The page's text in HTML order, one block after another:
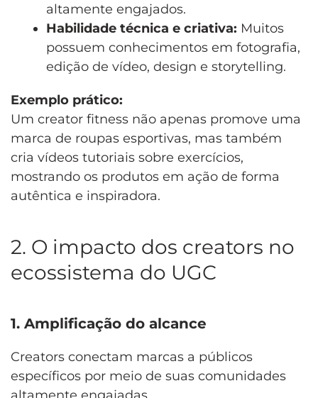
altamente engajados.
Habilidade técnica e criativa: Muitos
possuem conhecimentos em fotografia,
edição de vídeo, design e storytelling.
Exemplo prático:
Um creator fitness não apenas promove uma
marca de roupas esportivas, mas também
cria vídeos tutoriais sobre exercícios,
mostrando os produtos em ação de forma
autêntica e inspiradora.
2. O impacto dos creators no
ecossistema do UGC
1. Amplificação do alcance
Creators conectam marcas a públicos
específicos por meio de suas comunidades